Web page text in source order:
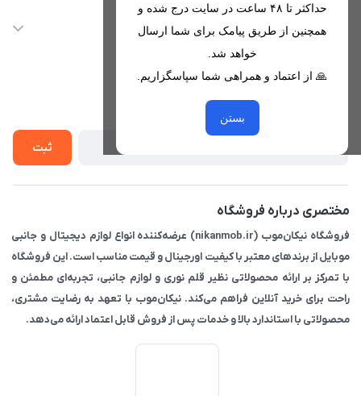
حداکثر تا ۴۸ ساعت در سایت درج شده و
همچنین از طریق پیامک برای شما ارسال
خواهد شد.
🙏 از اعتماد و همراهی شما سپاسگزاریم.
بستن
nikanmobstore@gmail.com
هرمزگان، بندرخمیر، شهرک رودبار
لیست محصولات
خدمات مشتریان
حریم خصوصی
از جدید‌ترین تخفیف‌ها با‌ خبر شوید
ثبت
مختصری درباره فروشگاه
فروشگاه نیکان‌موب (nikanmob.ir) عرضه‌کننده انواع لوازم دیجیتال و جانبی
موبایل از برندهای معتبر با کیفیت اورجینال و قیمت مناسب است. این فروشگاه
با تمرکز بر ارائه محصولاتی نظیر قلم نوری و لوازم جانبی، تجربه‌ای مطمئن و
راحت برای خرید آنلاین فراهم می‌کند. نیکان‌موب با تعهد به رضایت مشتری،
محصولاتی با استاندارد بالا و خدمات پس از فروش قابل اعتماد ارائه می‌دهد.